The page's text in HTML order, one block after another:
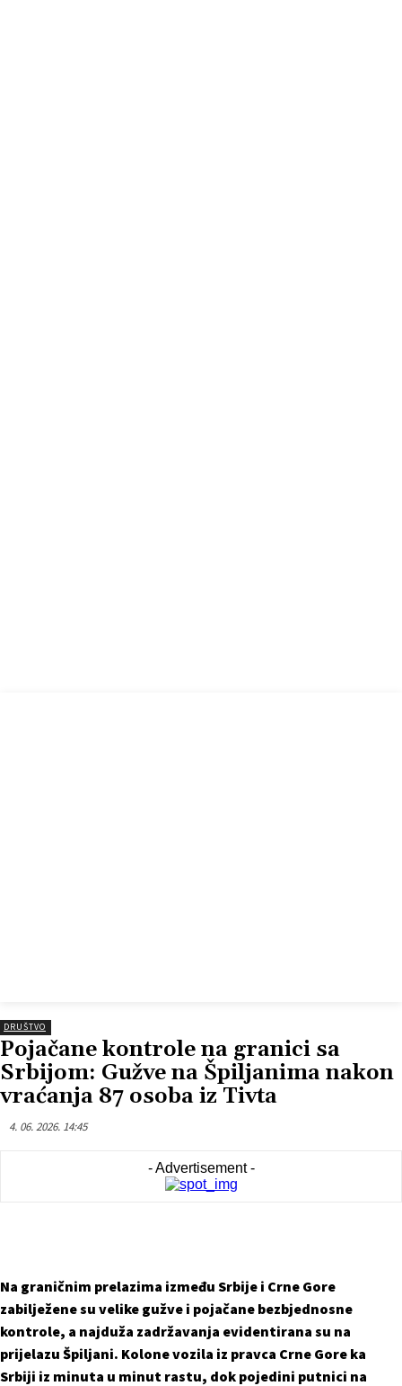
DRUŠTVO
Pojačane kontrole na granici sa
Srbijom: Gužve na Špiljanima nakon
vraćanja 87 osoba iz Tivta
4. 06. 2026. 14:45
- Advertisement -
Na graničnim prelazima između Srbije i Crne Gore
zabilježene su velike gužve i pojačane bezbjednosne
kontrole, a najduža zadržavanja evidentirana su na
prijelazu Špiljani. Kolone vozila iz pravca Crne Gore ka
Srbiji iz minuta u minut rastu, dok pojedini putnici na